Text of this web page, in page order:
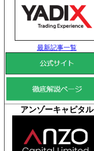
最新記事一覧
アンゾーキャピタル